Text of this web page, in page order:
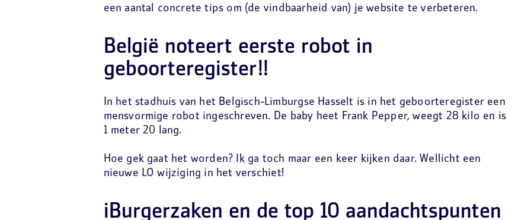
een aantal concrete tips om (de vindbaarheid van) je website te verbeteren.
België noteert eerste robot in
geboorteregister!!
In het stadhuis van het Belgisch-Limburgse Hasselt is in het geboorteregister een
mensvormige robot ingeschreven. De baby heet Frank Pepper, weegt 28 kilo en is
1 meter 20 lang.
Hoe gek gaat het worden? Ik ga toch maar een keer kijken daar. Wellicht een
nieuwe LO wijziging in het verschiet!
iBurgerzaken en de top 10 aandachtspunten